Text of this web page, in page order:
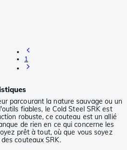
1
parcourant la nature sauvage ou un
fiables, le Cold Steel SRK est
robuste, ce couteau est un allié
de rien en ce qui concerne les
prêt à tout, où que vous soyez
couteaux SRK.